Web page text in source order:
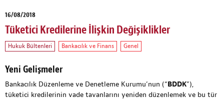
16/08/2018
Tüketici Kredilerine İlişkin Değişiklikler
Hukuk Bültenleri Bankacılık ve Finans Genel
Yeni Gelişmeler
Bankacılık Düzenleme ve Denetleme Kurumu’nun (“BDDK”),
tüketici kredilerinin vade tavanlarını yeniden düzenlemek ve bu tür